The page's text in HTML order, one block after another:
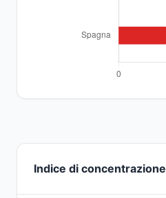
Indice di concentrazione